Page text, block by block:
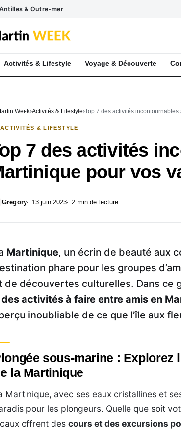
Antilles & Outre-mer
Activités & Lifestyle Voyage & Découverte
Week Activités & Lifestyle Top 7 des activités
ACTIVITÉS & LIFESTYLE
7 des activités
pour vos
Gregory 13 juin 2023 2 min de lecture
Martinique, un écrin de beauté aux
phare pour les groupes
de découvertes culturelles. Dans ce
des activités à faire entre amis en
inoubliable de ce que l’île aux
sous-marine : Explorez
la Martinique
Martinique, avec ses eaux cristallines et
pour les plongeurs. Quelle que soit
offrent descours et des excursions